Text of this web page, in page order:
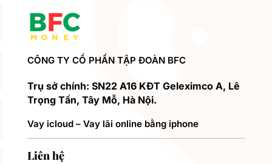
CÔNG TY CỔ PHẦN TẬP ĐOÀN BFC
Trụ sở chính: SN22 A16 KĐT Geleximco A, Lê
Trọng Tấn, Tây Mỗ, Hà Nội.
Vay icloud – Vay lãi online bằng iphone
Liên hệ